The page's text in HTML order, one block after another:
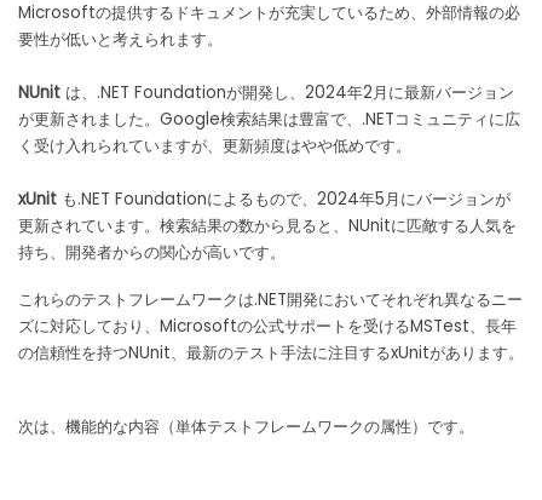
Microsoftの提供するドキュメントが充実しているため、外部情報の必
要性が低いと考えられます。
NUnit は、.NET Foundationが開発し、2024年2月に最新バージョン
が更新されました。Google検索結果は豊富で、.NETコミュニティに広
く受け入れられていますが、更新頻度はやや低めです。
xUnit も.NET Foundationによるもので、2024年5月にバージョンが
更新されています。検索結果の数から見ると、NUnitに匹敵する人気を
持ち、開発者からの関心が高いです。
これらのテストフレームワークは.NET開発においてそれぞれ異なるニー
ズに対応しており、Microsoftの公式サポートを受けるMSTest、長年
の信頼性を持つNUnit、最新のテスト手法に注目するxUnitがあります。
次は、機能的な内容（単体テストフレームワークの属性）です。